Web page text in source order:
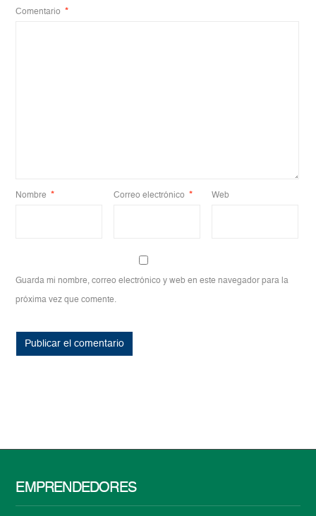
Comentario *
Nombre * Correo electrónico * Web
Guarda mi nombre, correo electrónico y web en este navegador para la
próxima vez que comente.
EMPRENDEDORES